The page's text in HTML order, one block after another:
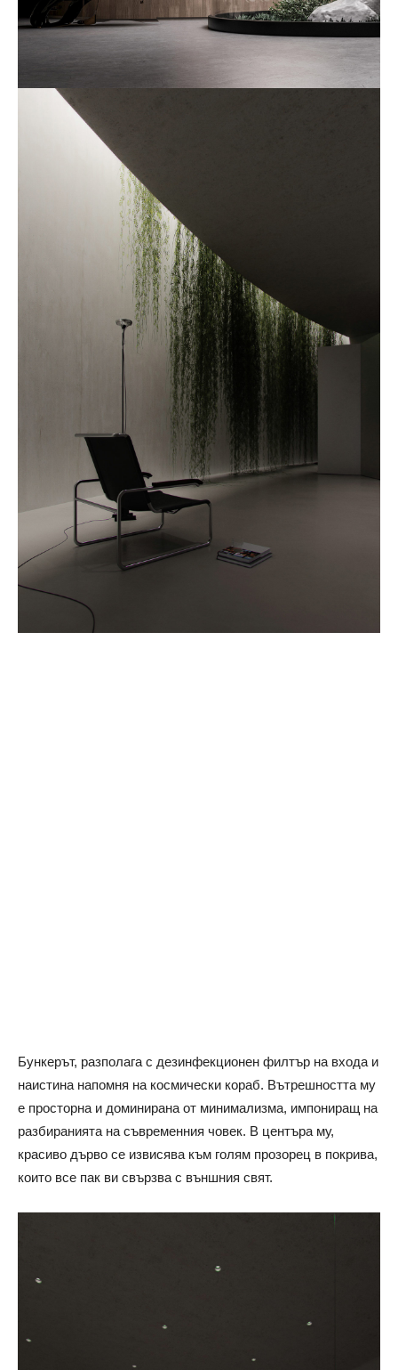
Бункерът, разполага с дезинфекционен филтър на входа и
наистина напомня на космически кораб. Вътрешността му
е просторна и доминирана от минимализма, импониращ на
разбиранията на съвременния човек. В центъра му,
красиво дърво се извисява към голям прозорец в покрива,
които все пак ви свързва с външния свят.